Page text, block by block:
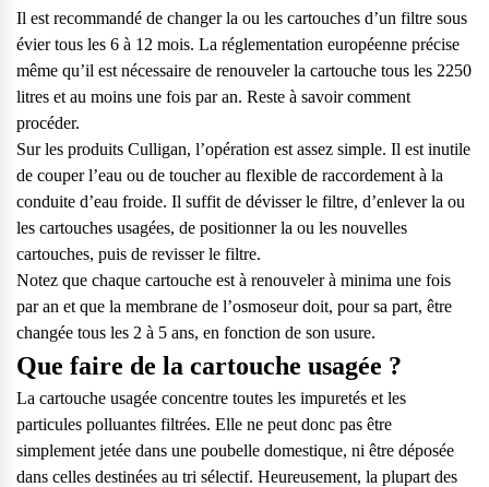
Il est recommandé de changer la ou les cartouches d’un filtre sous
évier tous les 6 à 12 mois. La réglementation européenne précise
même qu’il est nécessaire de renouveler la cartouche tous les 2250
litres et au moins une fois par an. Reste à savoir comment
procéder.
Surles produits Culligan, l’opération est assez simple. Il est inutile
de couper l’eau ou de toucher au flexible de raccordement à la
conduite d’eau froide. Il suffit de dévisser le filtre, d’enlever la ou
les cartouches usagées, de positionner la ou les nouvelles
cartouches, puis de revisser le filtre.
Notez que chaque cartouche est à renouveler à minima une fois
par an et que la membrane de l’osmoseur doit, pour sa part, être
changée tous les 2 à 5 ans, en fonction de son usure.
Que faire de la cartouche usagée ?
La cartouche usagée concentre toutes les impuretés et les
particules polluantes filtrées. Elle ne peut donc pas être
simplement jetée dans une poubelle domestique, ni être déposée
dans celles destinées au tri sélectif. Heureusement, la plupart des